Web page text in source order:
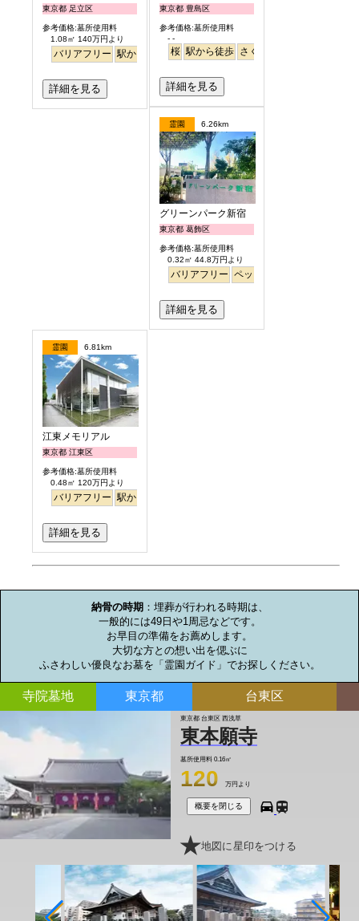
東京都 足立区
参考価格:墓所使用料
1.08㎡ 140万円より
バリアフリー 駅から徒歩
詳細を見る
東京都 豊島区
参考価格:墓所使用料
- -
桜 駅から徒歩 さくら
詳細を見る
霊園 6.26km
グリーンパーク新宿
東京都 葛飾区
参考価格:墓所使用料
0.32㎡ 44.8万円より
バリアフリー ペット
詳細を見る
霊園 6.81km
江東メモリアル
東京都 江東区
参考価格:墓所使用料
0.48㎡ 120万円より
バリアフリー 駅から徒歩
詳細を見る
納骨の時期 ：埋葬が行われる時期は、
一般的には49日や1周忌などです。
お早目の準備をお薦めします。
大切な方との想い出を偲ぶに
ふさわしい優良なお墓を「霊園ガイド」でお探しください。
寺院墓地 東京都 台東区
東京都 台東区 西浅草
東本願寺
墓所使用料 0.16㎡
120 万円より
概要を閉じる
地図に星印をつける